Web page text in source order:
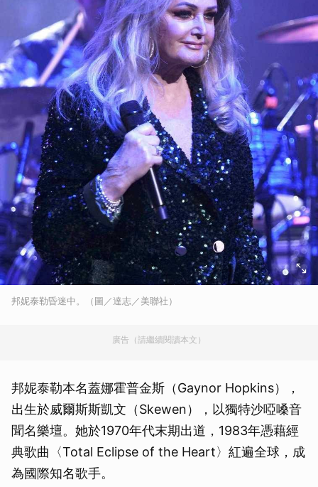
邦妮泰勒昏迷中。（圖／達志／美聯社）
廣告（請繼續閱讀本文）
邦妮泰勒本名蓋娜霍普金斯（Gaynor Hopkins），
出生於威爾斯斯凱文（Skewen），以獨特沙啞嗓音
聞名樂壇。她於1970年代末期出道，1983年憑藉經
典歌曲〈Total Eclipse of the Heart〉紅遍全球，成
為國際知名歌手。